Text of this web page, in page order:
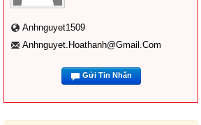
Anhnguyet1509
Anhnguyet.hoathanh@gmail.com
Gửi Tin Nhắn